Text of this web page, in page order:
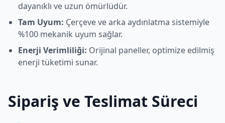
dayanıklı ve uzun ömürlüdür.
Tam Uyum: Çerçeve ve arka aydınlatma sistemiyle
%100 mekanik uyum sağlar.
Enerji Verimliliği: Orijinal paneller, optimize edilmiş
enerji tüketimi sunar.
Sipariş ve Teslimat Süreci